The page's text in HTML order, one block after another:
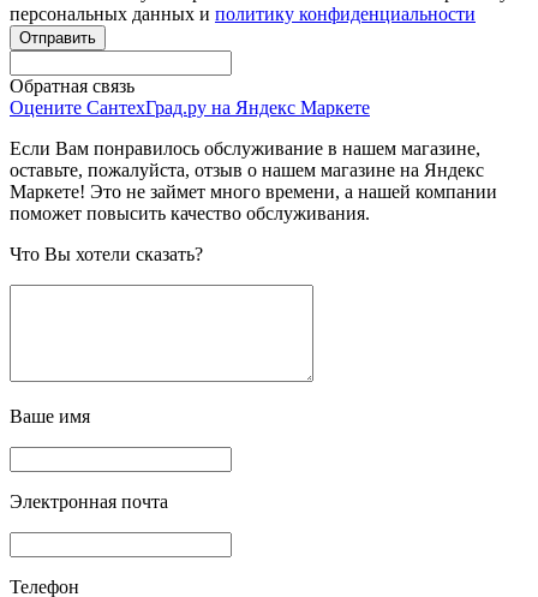
персональных данных и политику конфиденциальности
Обратная связь
Оцените СантехГрад.ру на Яндекс Маркете
Если Вам понравилось обслуживание в нашем магазине,
оставьте, пожалуйста, отзыв о нашем магазине на Яндекс
Маркете! Это не займет много времени, а нашей компании
поможет повысить качество обслуживания.
Что Вы хотели сказать?
Ваше имя
Электронная почта
Телефон